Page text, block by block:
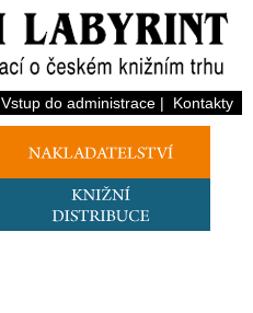
Vstup do administrace| Kontakty